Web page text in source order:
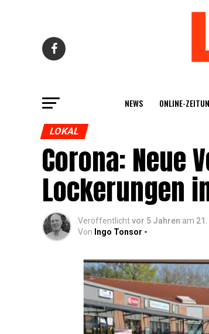
NEWS ONLINE-
LOKAL
Coro­na: Neue
Locke­run­gen
Veröffentlichtvor 5 Jahren am
Von Ingo Tonsor -